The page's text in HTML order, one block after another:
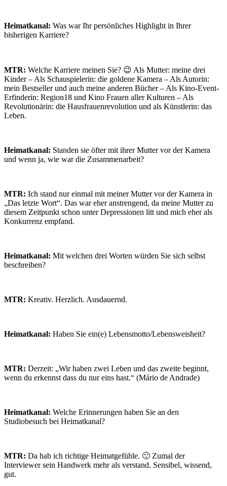
Heimatkanal: Was war Ihr persönliches Highlight in Ihrer
bisherigen Karriere?
MTR: Welche Karriere meinen Sie? 😉 Als Mutter: meine drei
Kinder – Als Schauspielerin: die goldene Kamera – Als Autorin:
mein Bestseller und auch meine anderen Bücher – Als Kino-Event-
Erfinderin: Region18 und Kino Frauen aller Kulturen – Als
Revolutionärin: die Hausfrauenrevolution und als Künstlerin: das
Leben.
Heimatkanal: Standen sie öfter mit ihrer Mutter vor der Kamera
und wenn ja, wie war die Zusammenarbeit?
MTR: Ich stand nur einmal mit meiner Mutter vor der Kamera in
„Das letzte Wort“. Das war eher anstrengend, da meine Mutter zu
diesem Zeitpunkt schon unter Depressionen litt und mich eher als
Konkurrenz empfand.
Heimatkanal: Mit welchen drei Worten würden Sie sich selbst
beschreiben?
MTR: Kreativ. Herzlich. Ausdauernd.
Heimatkanal: Haben Sie ein(e) Lebensmotto/Lebensweisheit?
MTR: Derzeit: „Wir haben zwei Leben und das zweite beginnt,
wenn du erkennst dass du nur eins hast.“ (Mário de Andrade)
Heimatkanal: Welche Erinnerungen haben Sie an den
Studiobesuch bei Heimatkanal?
MTR: Da hab ich richtige Heimatgefühle. 🙂 Zumal der
Interviewer sein Handwerk mehr als verstand. Sensibel, wissend,
gut.